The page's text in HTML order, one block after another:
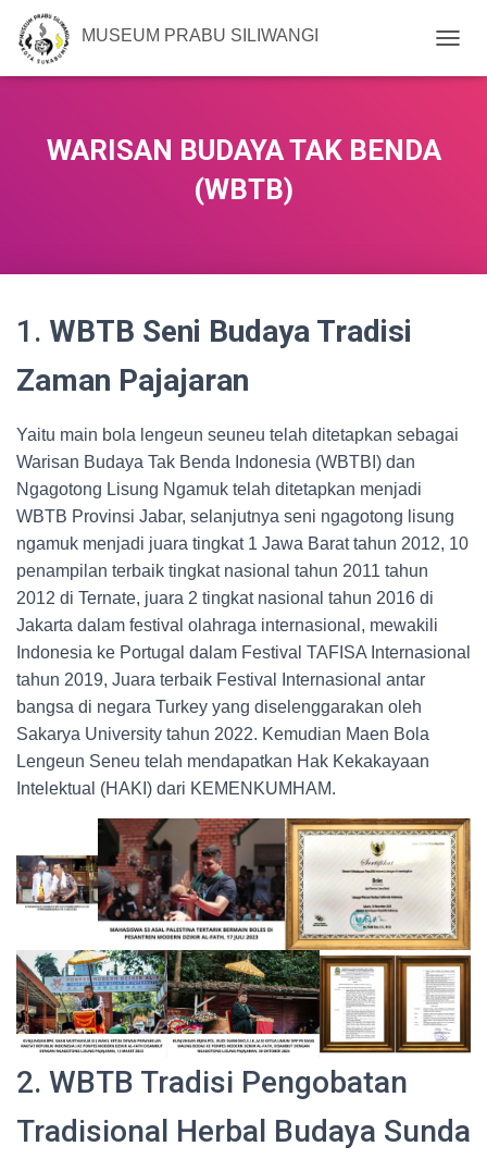
MUSEUM PRABU SILIWANGI
O
WARISAN BUDAYA TAK BENDA
(WBTB)
1. WBTB Seni Budaya Tradisi
Zaman Pajajaran
Yaitu main bola lengeun seuneu telah ditetapkan sebagai
Warisan Budaya Tak Benda Indonesia (WBTBI) dan
Ngagotong Lisung Ngamuk telah ditetapkan menjadi
WBTB Provinsi Jabar, selanjutnya seni ngagotong lisung
ngamuk menjadi juara tingkat 1 Jawa Barat tahun 2012, 10
penampilan terbaik tingkat nasional tahun 2011 tahun
2012 di Ternate, juara 2 tingkat nasional tahun 2016 di
Jakarta dalam festival olahraga internasional, mewakili
Indonesia ke Portugal dalam Festival TAFISA Internasional
tahun 2019, Juara terbaik Festival Internasional antar
bangsa di negara Turkey yang diselenggarakan oleh
Sakarya University tahun 2022. Kemudian Maen Bola
Lengeun Seneu telah mendapatkan Hak Kekakayaan
Intelektual (HAKI) dari KEMENKUMHAM.
2. WBTB Tradisi Pengobatan
Tradisional Herbal Budaya Sunda